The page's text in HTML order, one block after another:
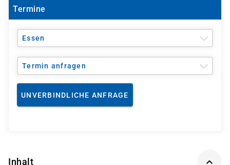
Termine
Essen
Termin anfragen
UNVERBINDLICHE ANFRAGE
Inhalt